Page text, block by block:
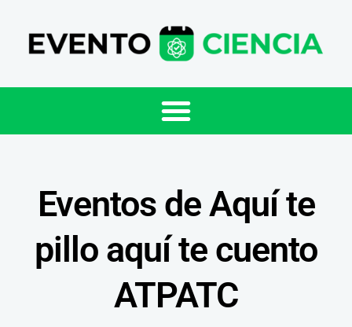
Eventos de Aquí te
pillo aquí te cuento
ATPATC